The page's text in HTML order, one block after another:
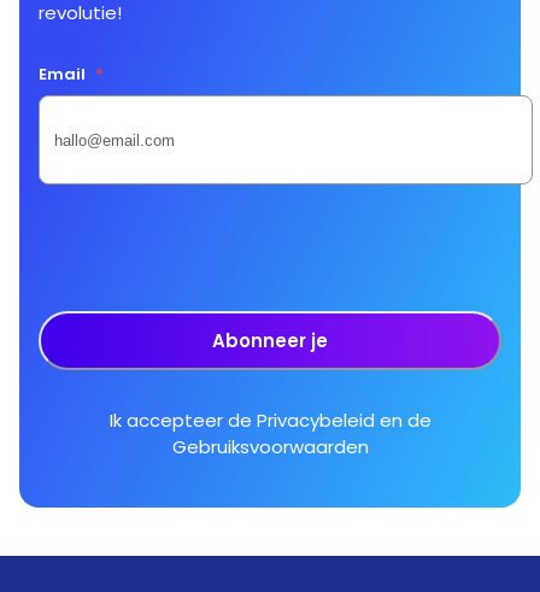
revolutie!
Email *
Abonneer je
Ik accepteer de Privacybeleid en de
Gebruiksvoorwaarden